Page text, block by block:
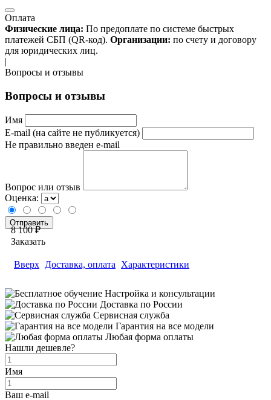
Оплата
Физические лица: По предоплате по системе быстрых
платежей СБП (QR-код). Организации: по счету и договору
для юридических лиц.
|
Вопросы и отзывы
Вопросы и отзывы
Имя
E-mail (на сайте не публикуется)
Не правильно введен e-mail
Вопрос или отзыв
Оценка:
8 100 ₽
Заказать
Вверх Доставка, оплата Характеристики
Настройка и консультации
Доставка по России
Сервисная служба
Гарантия на все модели
Любая форма оплаты
Нашли дешевле?
Имя
Ваш e-mail